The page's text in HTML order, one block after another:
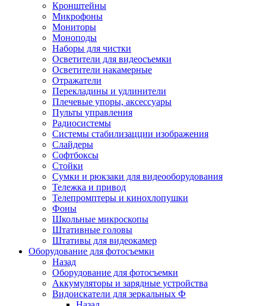
Кронштейны
Микрофоны
Мониторы
Моноподы
Наборы для чистки
Осветители для видеосъемки
Осветители накамерные
Отражатели
Перекладины и удлинители
Плечевые упоры, аксессуары
Пульты управления
Радиосистемы
Системы стабилизацции изображения
Слайдеры
Софтбоксы
Стойки
Сумки и рюкзаки для видеооборудования
Тележка и привод
Телепромптеры и кинохлопушки
Фоны
Школьные микроскопы
Штативные головы
Штативы для видеокамер
Оборудование для фотосъемки
Назад
Оборудование для фотосъемки
Аккумуляторы и зарядные устройства
Видоискатели для зеркальных Ф